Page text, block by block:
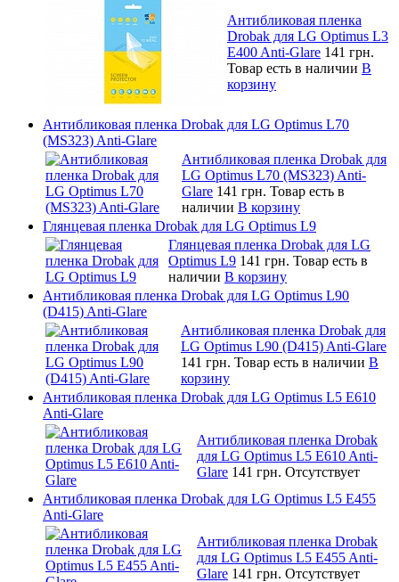
Антибликовая пленка
Drobak для LG Optimus L3
E400 Anti-Glare 141 грн.
Товар есть в наличии В
корзину
Антибликовая пленка Drobak для LG Optimus L70
(MS323) Anti-Glare
Антибликовая пленка Drobak для
LG Optimus L70 (MS323) Anti-
Glare 141 грн. Товар есть в
наличии В корзину
Глянцевая пленка Drobak для LG Optimus L9
Глянцевая пленка Drobak для LG
Optimus L9 141 грн. Товар есть в
наличии В корзину
Антибликовая пленка Drobak для LG Optimus L90
(D415) Anti-Glare
Антибликовая пленка Drobak для
LG Optimus L90 (D415) Anti-Glare
141 грн. Товар есть в наличии В
корзину
Антибликовая пленка Drobak для LG Optimus L5 E610
Anti-Glare
Антибликовая пленка Drobak
для LG Optimus L5 E610 Anti-
Glare 141 грн. Отсутствует
Антибликовая пленка Drobak для LG Optimus L5 E455
Anti-Glare
Антибликовая пленка Drobak
для LG Optimus L5 E455 Anti-
Glare 141 грн. Отсутствует